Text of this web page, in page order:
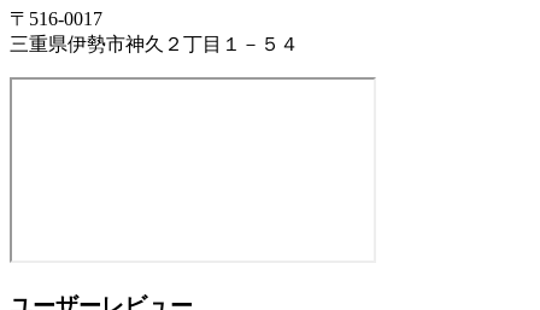
〒516-0017
三重県伊勢市神久２丁目１－５４